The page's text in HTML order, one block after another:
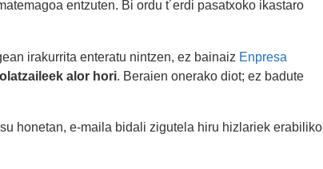
entzuten. Bi ordu t´erdi pasatxoko ikastaro
irakurrita enteratu nintzen, ez bainaiz Enpresa
alor hori. Beraien onerako diot; ez badute
honetan, e-maila bidali zigutela hiru hizlariek erabiliko